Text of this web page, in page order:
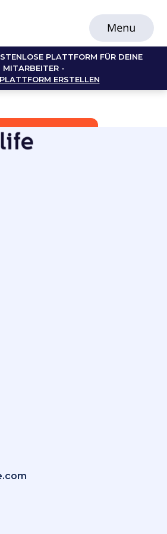
PLATTFORM FÜR DEINE
MITARBEITER -
ERSTELLEN
Mitglied werden